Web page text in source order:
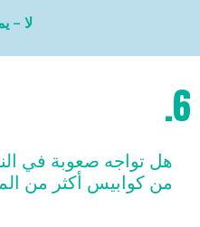
لا –
6.
هل تواجه صعوبة في
من كوابيس أكثر من